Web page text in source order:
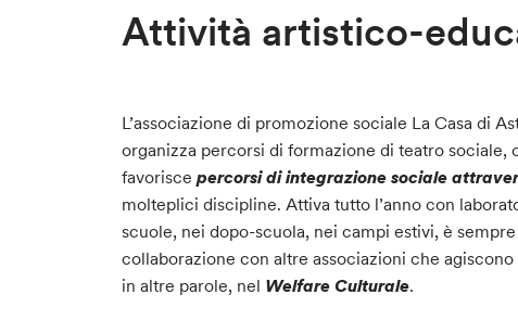
Attività artistico-
L’associazione di promozione sociale La Casa di
organizza percorsi di formazione di teatro sociale,
favoriscepercorsi di integrazione sociale
molteplici discipline. Attiva tutto l’anno con
scuole, nei dopo-scuola, nei campi estivi, è
collaborazione con altre associazioni che
in altre parole, nel Welfare Culturale.